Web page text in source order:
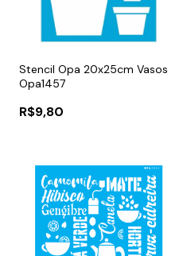
Stencil Opa 20x25cm Vasos
Opa1457
R$9,80